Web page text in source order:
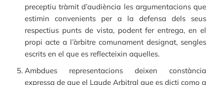
preceptiu tràmit d’audiència les argumentacions que
estimin convenients per a la defensa dels seus
respectius punts de vista, podent fer entrega, en el
propi acte a l’àrbitre comunament designat, sengles
escrits en el que es reflecteixin aquelles.
Ambdues representacions deixen constància
expressa de que el Laude Arbitral que es dicti como a